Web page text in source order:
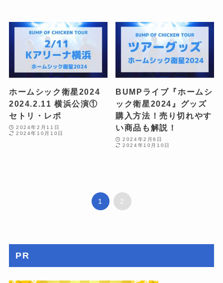
ホームシック衛星2024
2024.2.11 横浜公演①
セトリ・レポ
2024年2月11日
2024年10月10日
BUMPライブ『ホームシ
ック衛星2024』グッズ
購入方法！売り切れやす
い商品も解説！
2024年2月6日
2024年10月10日
1 2
PR